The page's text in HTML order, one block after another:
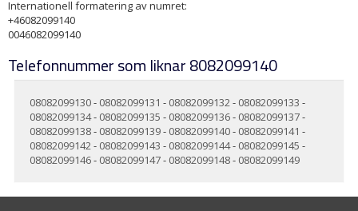
Internationell formatering av numret:
+46082099140
0046082099140
Telefonnummer som liknar 8082099140
08082099130- 08082099131 - 08082099132- 08082099133 -
08082099134- 08082099135 - 08082099136- 08082099137-
08082099138- 08082099139- 08082099140- 08082099141 -
08082099142- 08082099143 - 08082099144- 08082099145 -
08082099146- 08082099147- 08082099148- 08082099149